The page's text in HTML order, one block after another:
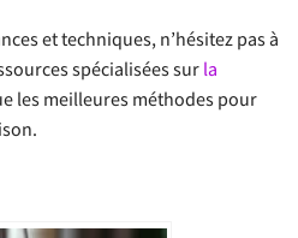
et techniques, n’hésitez pas à
spécialisées surla
les meilleures méthodes pour